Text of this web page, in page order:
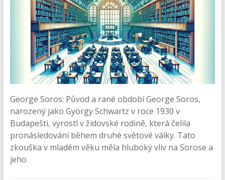
George Soros: Původ a rané období George Soros,
narozený jako György Schwartz v roce 1930 v
Budapešti, vyrostl v židovské rodině, která čelila
pronásledování během druhé světové války. Tato
zkouška v mladém věku měla hluboký vliv na Sorose a
jeho